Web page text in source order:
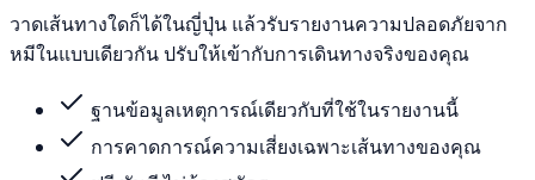
วาดเส้นทางใดก็ได้ในญี่ปุ่น แล้วรับรายงานความปลอดภัยจาก
หมีในแบบเดียวกัน ปรับให้เข้ากับการเดินทางจริงของคุณ
ฐานข้อมูลเหตุการณ์เดียวกับที่ใช้ในรายงานนี้
การคาดการณ์ความเสี่ยงเฉพาะเส้นทางของคุณ